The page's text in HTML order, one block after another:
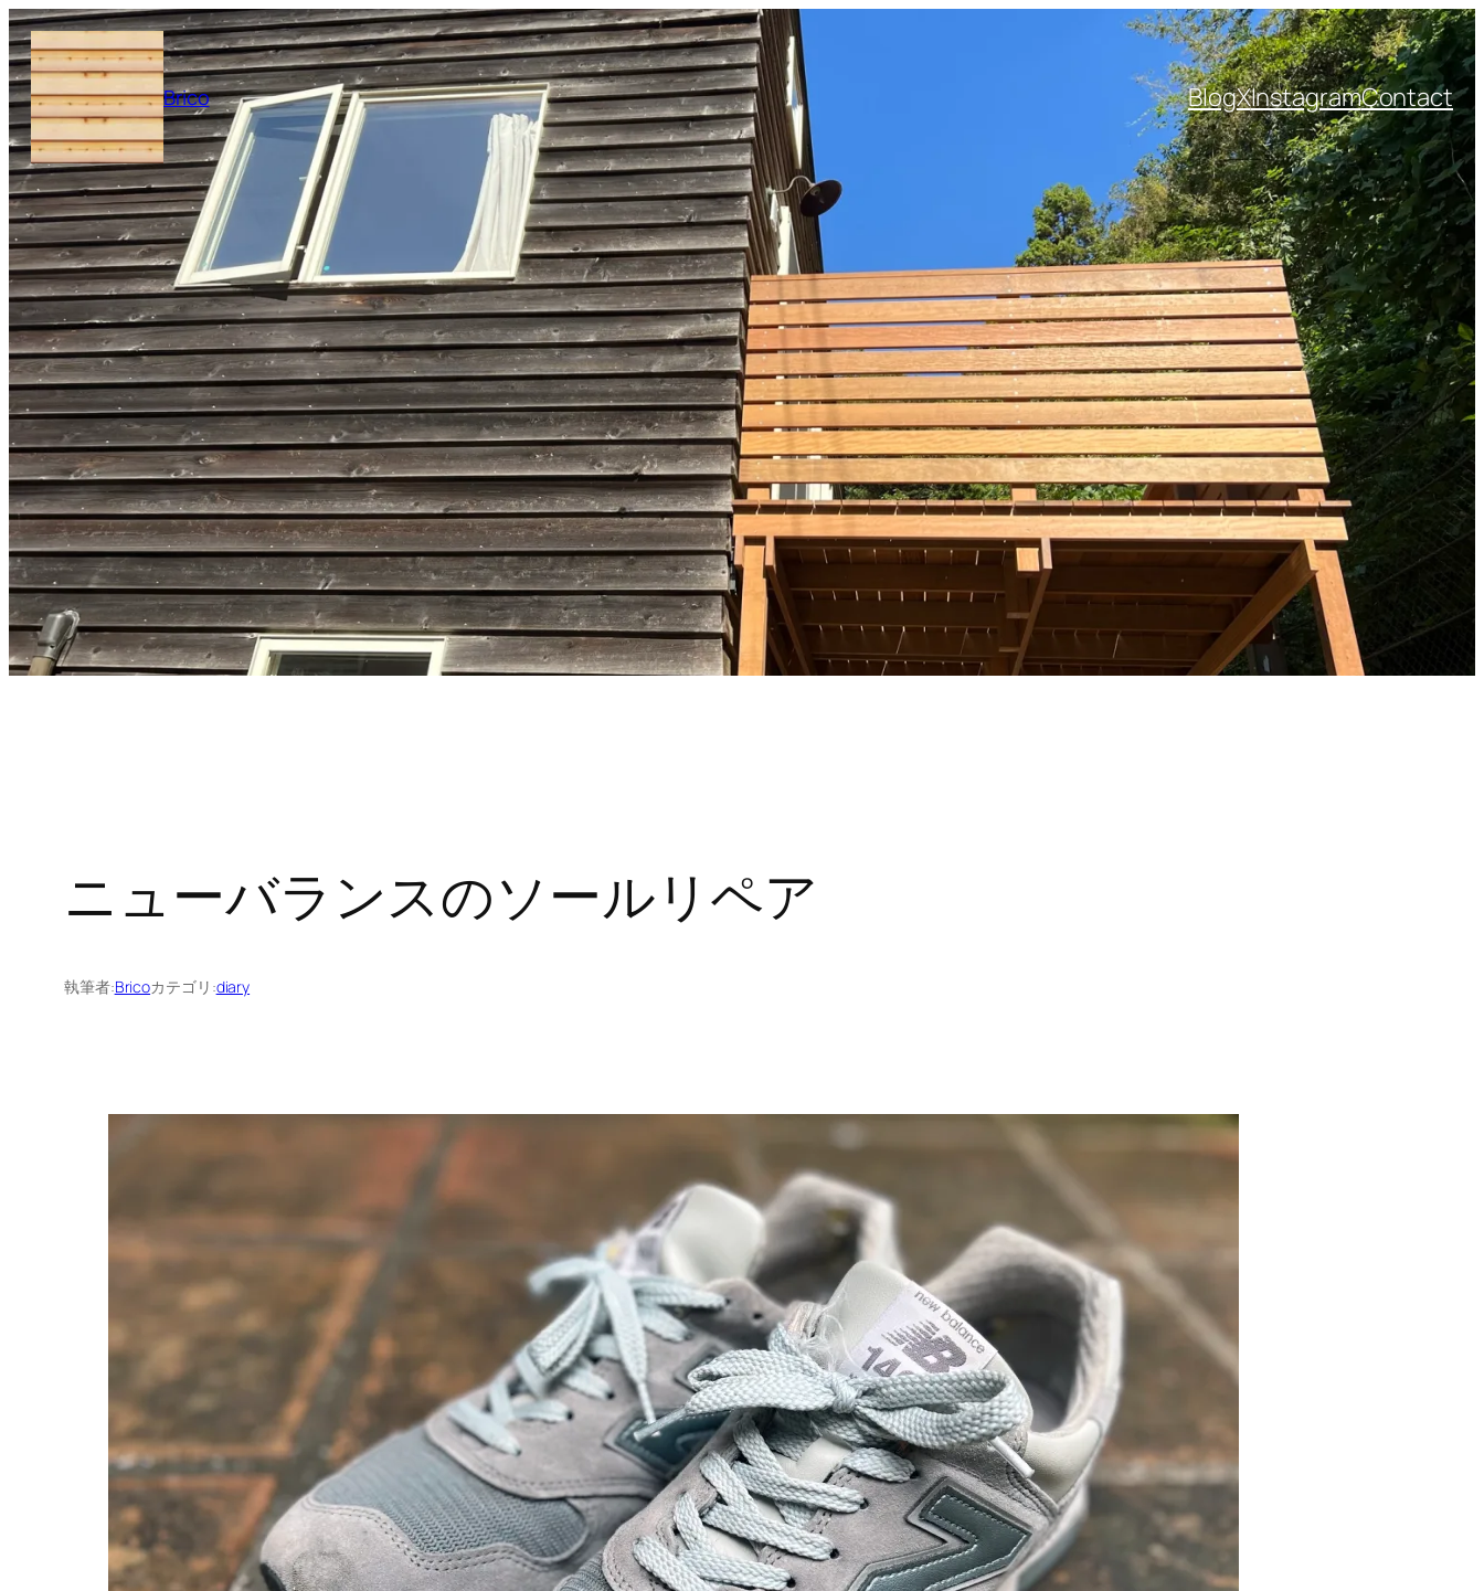
内
容
を
ス
キ
ッ
プ
Brico BlogXInstagramContact
ニューバランスのソールリペア
執筆者:Bricoカテゴリ:diary